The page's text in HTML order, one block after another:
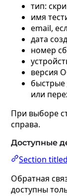
тип:
имя
email,
дата
номер
версия
быстрые
или
При выборе
справа.
Доступные
Section
Обратная
доступны